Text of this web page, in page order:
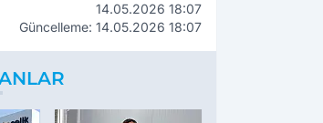
14.05.2026 18:07
Güncelleme: 14.05.2026 18:07